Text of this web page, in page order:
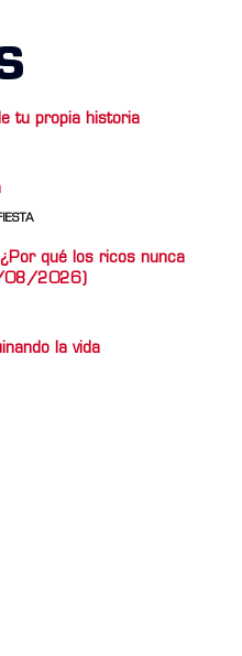
tu propia historia
¿Por qué los ricos nunca
08/2026)
la vida